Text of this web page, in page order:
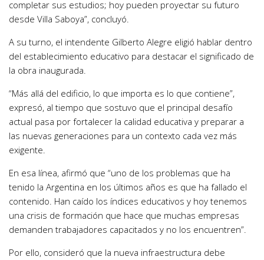
completar sus estudios; hoy pueden proyectar su futuro
desde Villa Saboya”, concluyó.
A su turno, el intendente Gilberto Alegre eligió hablar dentro
del establecimiento educativo para destacar el significado de
la obra inaugurada.
“Más allá del edificio, lo que importa es lo que contiene”,
expresó, al tiempo que sostuvo que el principal desafío
actual pasa por fortalecer la calidad educativa y preparar a
las nuevas generaciones para un contexto cada vez más
exigente.
En esa línea, afirmó que “uno de los problemas que ha
tenido la Argentina en los últimos años es que ha fallado el
contenido. Han caído los índices educativos y hoy tenemos
una crisis de formación que hace que muchas empresas
demanden trabajadores capacitados y no los encuentren”.
Por ello, consideró que la nueva infraestructura debe